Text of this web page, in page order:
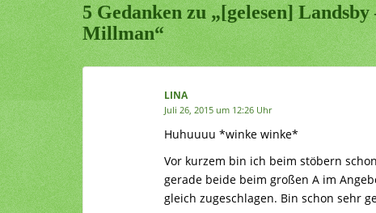
5 Gedanken zu „[gelesen]
Millman“
LINA
Juli 26, 2015 um 12:26 Uhr
Huhuuuu *winke winke*
Vor kurzem bin ich beim stöbern
gerade beide beim großen A im
gleich zugeschlagen. Bin schon sehr